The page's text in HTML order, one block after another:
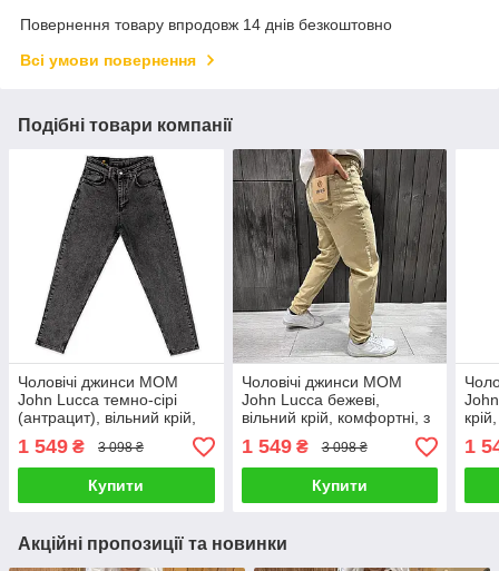
Повернення товару впродовж 14 днів безкоштовно
Всі умови повернення
Подібні товари компанії
Чоловічі джинси МОМ
John Lucca темно-сірі
(антрацит), вільний крій,
комфортні, з якісної
джинсової тканини
1 549 ₴ 3 098 ₴
Купити
Чоловічі джинси МОМ
John Lucca бежеві,
вільний крій, комфортні, з
якісної джинсової тканини
1 549₴ 3 098 ₴
Купити
1
Акційні пропозиції та новинки